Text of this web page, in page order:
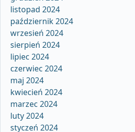
listopad 2024
październik 2024
wrzesień 2024
sierpień 2024
lipiec 2024
czerwiec 2024
maj 2024
kwiecień 2024
marzec 2024
luty 2024
styczeń 2024